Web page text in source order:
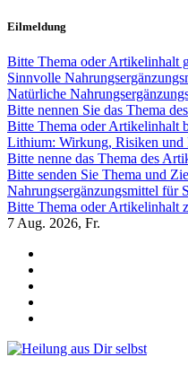
Zum
springen
Eilmeldung
Bitte Thema oder Artikelinhalt
Sinnvolle
Natürliche
Bitte nennen Sie das Thema
Bitte Thema oder Artikelinhalt
Lithium: Wirkung, Risiken und
Bitte nenne das Thema des
Bitte senden Sie Thema und
Nahrungsergänzungsmittel für
Bitte Thema oder Artikelinhalt
7 Aug. 2026, Fr.